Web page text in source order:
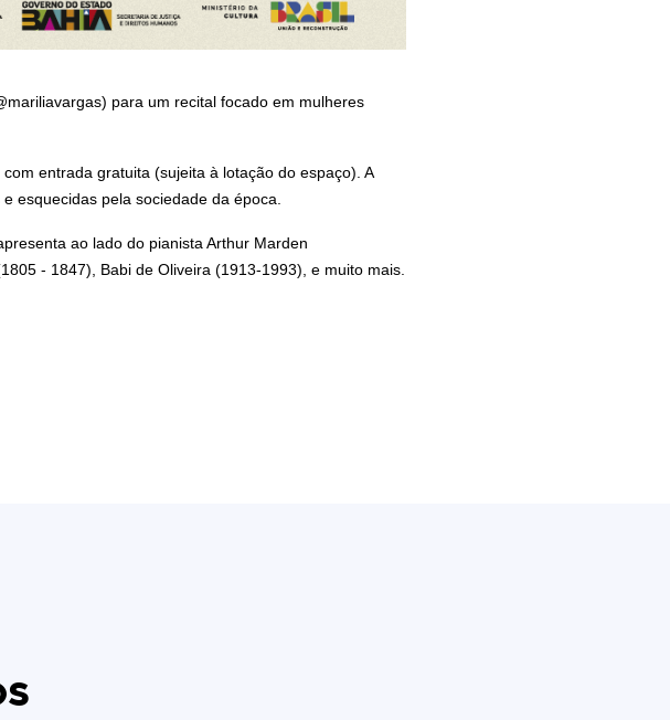
para um recital focado em mulheres
entrada gratuita (sujeita à lotação do espaço). A
esquecidas pela sociedade da época.
ao lado do pianista Arthur Marden
- 1847), Babi de Oliveira (1913-1993), e muito mais.